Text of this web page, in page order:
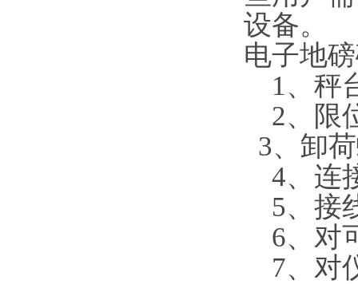
设备。
电子地
1、秤
2、
3、卸
4、连
5、接
6、对
7、对